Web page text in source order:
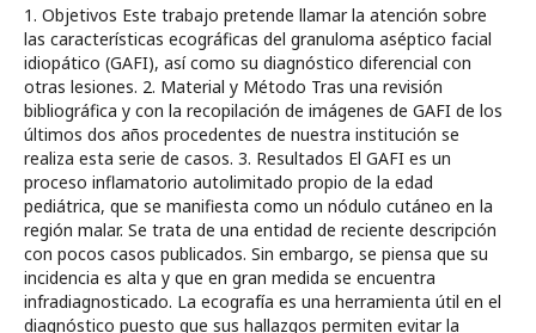
1. Objetivos Este trabajo pretende llamar la atención sobre
las características ecográficas del granuloma aséptico facial
idiopático (GAFI), así como su diagnóstico diferencial con
otras lesiones. 2. Material y Método Tras una revisión
bibliográfica y con la recopilación de imágenes de GAFI de los
últimos dos años procedentes de nuestra institución se
realiza esta serie de casos. 3. Resultados El GAFI es un
proceso inflamatorio autolimitado propio de la edad
pediátrica, que se manifiesta como un nódulo cutáneo en la
región malar. Se trata de una entidad de reciente descripción
con pocos casos publicados. Sin embargo, se piensa que su
incidencia es alta y que en gran medida se encuentra
infradiagnosticado. La ecografía es una herramienta útil en el
diagnóstico puesto que sus hallazgos permiten evitar la